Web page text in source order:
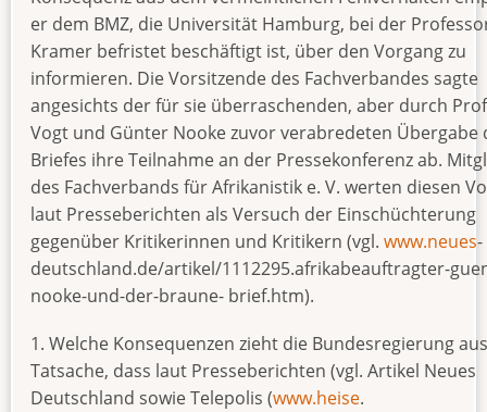
er dem BMZ, die Universität Hamburg, bei der
Kramer befristet beschäftigt ist, über den Vorgang zu
informieren. Die Vorsitzende des Fachverbandes sagte
angesichts der für sie überraschenden, aber durch
Vogt und Günter Nooke zuvor verabredeten Übergabe
Briefes ihre Teilnahme an der Pressekonferenz ab.
des Fachverbands für Afrikanistik e. V. werten diesen
laut Presseberichten als Versuch der Einschüchterung
gegenüber Kritikerinnen und Kritikern (vgl. www.neues-
deutschland.de/artikel/1112295.afrikabeauftragter-
nooke-und-der-braune- brief.htm).
1. Welche Konsequenzen zieht die Bundesregierung
Tatsache, dass laut Presseberichten (vgl. Artikel Neues
Deutschland sowie Telepolis (www.heise.